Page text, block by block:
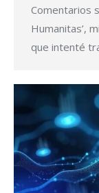
Comentarios
Humanitas’,
que intenté